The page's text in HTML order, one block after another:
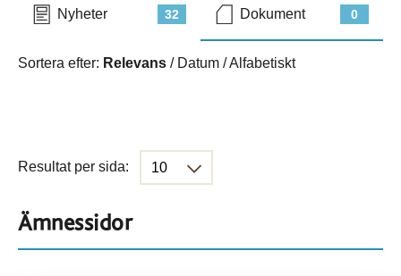
32
Nyheter 0
Dokument
Sortera efter: Relevans / Datum /Alfabetiskt
Resultat per sida:
Ämnessidor